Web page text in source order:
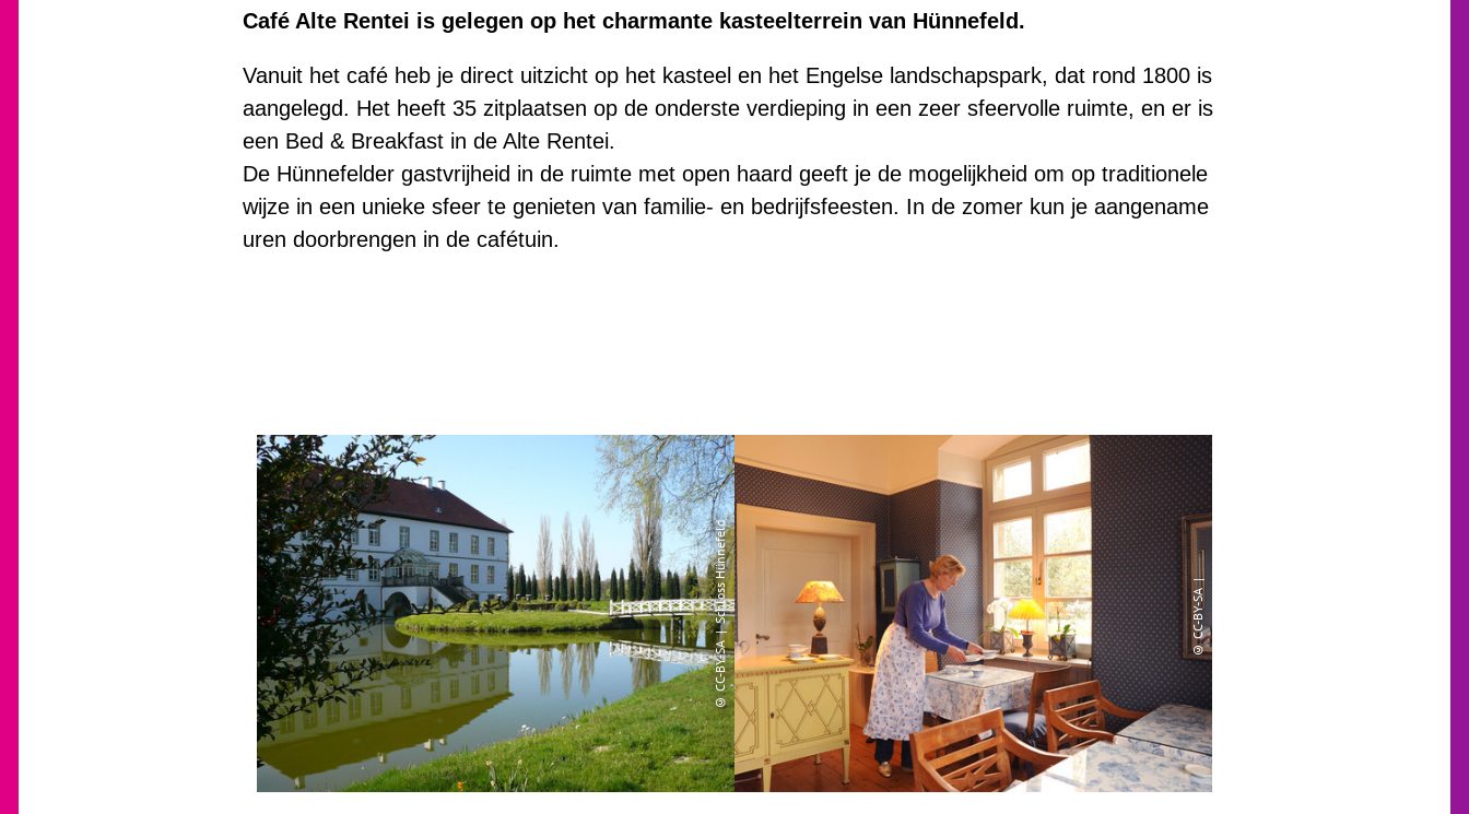
Café Alte Rentei is gelegen op het charmante kasteelterrein van Hünnefeld.
Vanuit het café heb je direct uitzicht op het kasteel en het Engelse landschapspark, dat rond 1800 is
aangelegd. Het heeft 35 zitplaatsen op de onderste verdieping in een zeer sfeervolle ruimte, en er is
een Bed & Breakfast in de Alte Rentei.
De Hünnefelder gastvrijheid in de ruimte met open haard geeft je de mogelijkheid om op traditionele
wijze in een unieke sfeer te genieten van familie- en bedrijfsfeesten. In de zomer kun je aangename
uren doorbrengen in de cafétuin.
© CC-BY-SA | Schloss Hünnefeld © CC-BY-SA |